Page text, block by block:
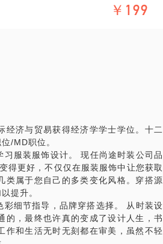
￥199
经济与贸易获得经济学学士学位。十二
/MD职位。
服装服饰设计。 现任尚途时装公司品
得更好，不仅仅在服装服饰中让您获取
类属于您自己的多类变化风格。穿搭源
提升。
细节指导，品牌穿搭选择。 从时装设
的，最终也许真的变成了设计人生，书
作和生活无时无刻都在审美，虽然不轻